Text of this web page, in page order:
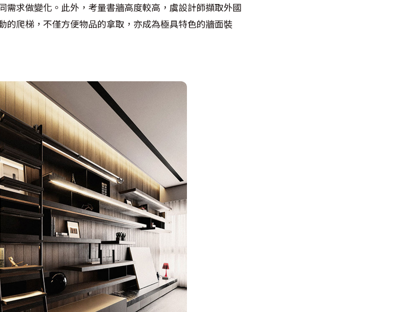
需求做變化。此外，考量書牆高度較高，虞設計師擷取外國
的爬梯，不僅方便物品的拿取，亦成為極具特色的牆面裝